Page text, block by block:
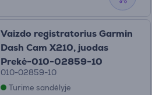
Vaizdo registratorius Garmin
Dash Cam X210, juodas
Prekė-010-02859-10
010-02859-10
Turime sandėlyje